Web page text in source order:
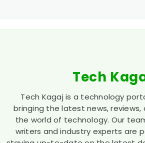
Tech
Tech Kagaj is a technology
bringing the latest news, reviews,
the world of technology. Our
writers and industry experts are